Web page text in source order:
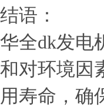
结语：
华全dk发电
和对环境因
用寿命，确